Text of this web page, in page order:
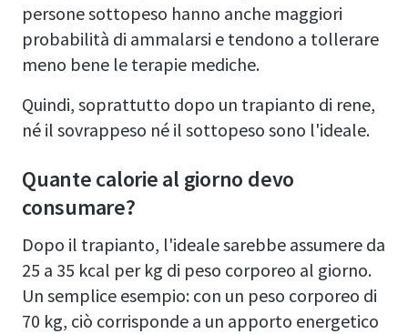
persone sottopeso hanno anche maggiori
probabilità di ammalarsi e tendono a tollerare
meno bene le terapie mediche.
Quindi, soprattutto dopo un trapianto di rene,
né il sovrappeso né il sottopeso sono l'ideale.
Quante calorie al giorno devo
consumare?
Dopo il trapianto, l'ideale sarebbe assumere da
25 a 35 kcal per kg di peso corporeo al giorno.
Un semplice esempio: con un peso corporeo di
70 kg, ciò corrisponde a un apporto energetico